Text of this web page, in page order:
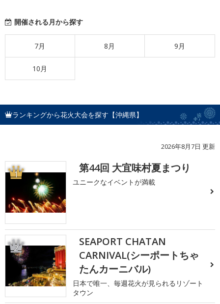
開催される月から探す
7月 8月 9月
10月
ランキングから花火大会を探す【沖縄県】
2026年8月7日 更新
1 第44回 大宜味村夏まつり
ユニークなイベントが満載
2
SEAPORT CHATAN
CARNIVAL(シーポートちゃ
たんカーニバル)
日本で唯一、毎週花火が見られるリゾート
タウン